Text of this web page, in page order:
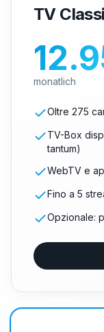
TV
monatlich
Oltre 275
TV-Box
tantum)
WebTV e
Fino a 5
Opzionale: